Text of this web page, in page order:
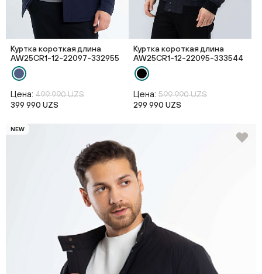
Куртка короткая длина
AW25CR1-12-22097-332955
Цена: 499 990 UZS
399 990 UZS
Куртка короткая длина
AW25CR1-12-22095-333544
Цена: 599 990 UZS
299 990 UZS
NEW